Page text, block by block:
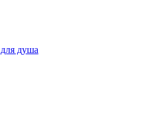
душа